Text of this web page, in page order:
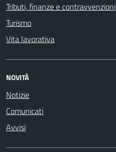
Tributi, finanze e contravvenzioni
Turismo
Vita lavorativa
NOVITÀ
Notizie
Comunicati
Avvisi